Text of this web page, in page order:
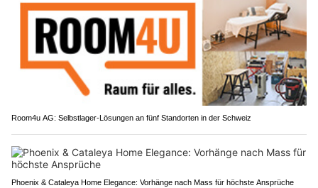
Room4u AG: Selbstlager-Lösungen an fünf Standorten in der Schweiz
Phoenix & Cataleya Home Elegance: Vorhänge nach Mass für höchste Ansprüche